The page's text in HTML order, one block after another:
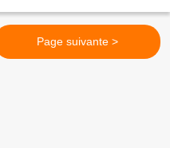
Page suivante >